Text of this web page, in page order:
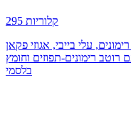
295 קלוריות
עלי בייבי, אגוזי פקאן
רימונים-תפוזים וחומץ
בלסמי